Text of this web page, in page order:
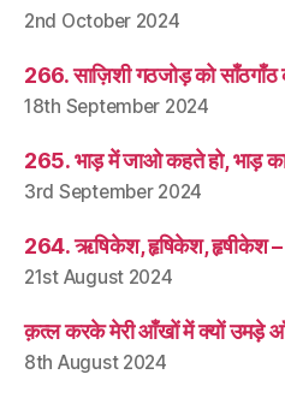
2nd October 2024
266. साज़िशी गठजोड़ को साँठगाँठ
18th September 2024
265. भाड़ में जाओ कहते हो, भाड़
3rd September 2024
264. ऋषिकेश, हृषिकेश, हृषीकेश –
21st August 2024
क़त्ल करके मेरी आँखों में क्यों उमड़े
8th August 2024